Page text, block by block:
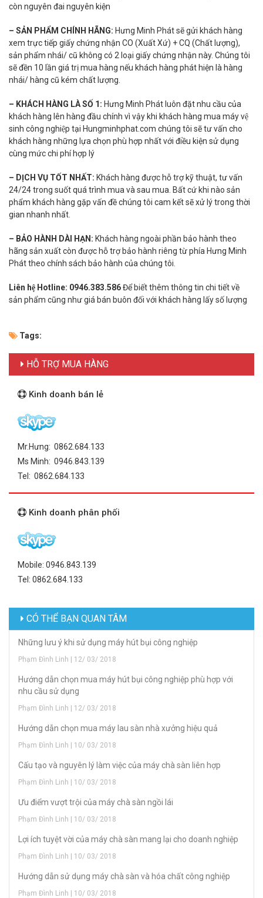
còn nguyên đai nguyên kiện
– SẢN PHẨM CHÍNH HÃNG: Hưng Minh Phát sẽ gửi khách hàng
xem trực tiếp giấy chứng nhận CO (Xuất Xứ) + CQ (Chất lượng),
sản phẩm nhái/ cũ không có 2 loại giấy chứng nhận này. Chúng tôi
sẽ đền 10 lần giá trị mua hàng nếu khách hàng phát hiện là hàng
nhái/ hàng cũ kém chất lượng.
– KHÁCH HÀNG LÀ SỐ 1: Hưng Minh Phát luôn đặt nhu cầu của
khách hàng lên hàng đầu chính vì vậy khi khách hàng mua máy vệ
sinh công nghiệp tại Hungminhphat.com chúng tôi sẽ tư vấn cho
khách hàng những lựa chọn phù hợp nhất với điều kiện sử dụng
cùng mức chi phí hợp lý
– DỊCH VỤ TỐT NHẤT: Khách hàng được hỗ trợ kỹ thuật, tư vấn
24/24 trong suốt quá trình mua và sau mua. Bất cứ khi nào sản
phẩm khách hàng gặp vấn đề chúng tôi cam kết sẽ xử lý trong thời
gian nhanh nhất.
– BẢO HÀNH DÀI HẠN: Khách hàng ngoài phần bảo hành theo
hãng sản xuất còn được hỗ trợ bảo hành riêng từ phía Hưng Minh
Phát theo chính sách bảo hành của chúng tôi.
Liên hệ Hotline: 0946.383.586Để biết thêm thông tin chi tiết về
sản phẩm cũng như giá bán buôn đối với khách hàng lấy số lượng
Tags:
HỖ TRỢ MUA HÀNG
Kinh doanh bán lẻ
Mr.Hưng: 0862.684.133
Ms Minh: 0946.843.139
Tel: 0862.684.133
Kinh doanh phân phối
Mobile: 0946.843.139
Tel: 0862.684.133
CÓ THỂ BẠN QUAN TÂM
Những lưu ý khi sử dụng máy hút bụi công nghiệp
Phạm Đình Linh | 12/ 03/ 2018
Hướng dẫn chọn mua máy hút bụi công nghiệp phù hợp với
nhu cầu sử dụng
Phạm Đình Linh | 12/ 03/ 2018
Hướng dẫn chọn mua máy lau sàn nhà xưởng hiệu quả
Phạm Đình Linh | 10/ 03/ 2018
Cấu tạo và nguyên lý làm việc của máy chà sàn liên hợp
Phạm Đình Linh | 10/ 03/ 2018
Ưu điểm vượt trội của máy chà sàn ngồi lái
Phạm Đình Linh | 10/ 03/ 2018
Lợi ích tuyệt vời của máy chà sàn mang lại cho doanh nghiệp
Phạm Đình Linh | 10/ 03/ 2018
Hướng dẫn sử dụng máy chà sàn và hóa chất công nghiệp
Phạm Đình Linh | 10/ 03/ 2018